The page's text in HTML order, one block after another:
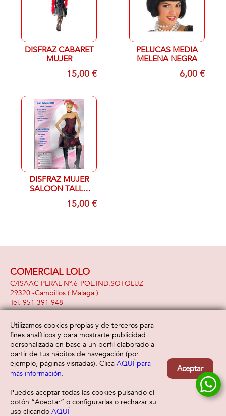
DISFRAZ CABARET
MUJER
15,00 €
PELUCAS MEDIA
MELENA NEGRA
6,00 €
DISFRAZ MUJER
SALOON TALLA
UNICA15,00 €
COMERCIAL LOLO
C/ISAAC PERAL Nº.6-POL.IND.SOTOLUZ-
29320 -Campillos ( Malaga )
951 391 948
Información
Aviso legal
Política de privacidad
Política de cookies
Atención al cliente
Envío y devolución
Contacto
Utilizamos cookies propias y de terceros para
fines analíticos y para mostrarte publicidad
personalizada en base a un perfil elaborado a
partir de tus hábitos de navegación (por
ejemplo, páginas visitadas). Clica AQUÍ para
más información.
Puedes aceptar todas las cookies pulsando el
botón “Aceptar” o configurarlas o rechazar su
uso clicando AQUÍ
Aceptar